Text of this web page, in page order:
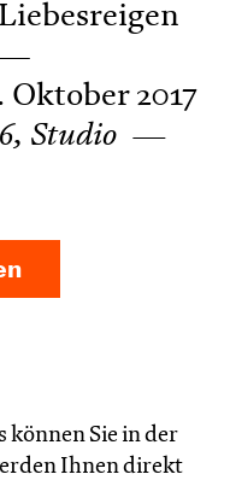
Oktober 2017
Studio
Sie in der
Ihnen direkt